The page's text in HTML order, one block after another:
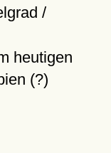
/
heutigen
(?)